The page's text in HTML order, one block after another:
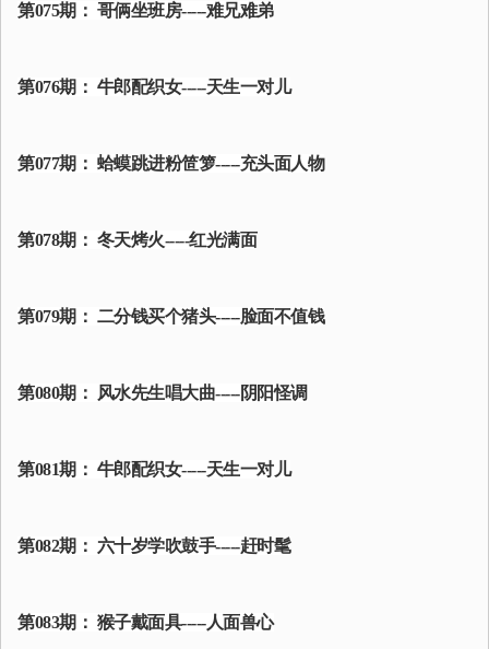
第075期： 哥俩坐班房-----难兄难弟
第076期： 牛郎配织女-----天生一对儿
第077期： 蛤蟆跳进粉笸箩-----充头面人物
第078期： 冬天烤火-----红光满面
第079期： 二分钱买个猪头-----脸面不值钱
第080期： 风水先生唱大曲-----阴阳怪调
第081期： 牛郎配织女-----天生一对儿
第082期： 六十岁学吹鼓手-----赶时髦
第083期： 猴子戴面具-----人面兽心